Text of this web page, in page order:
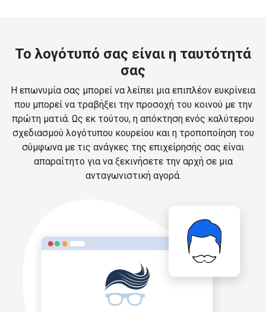
Το λογότυπό σας είναι η ταυτότητά
σας
Η επωνυμία σας μπορεί να λείπει μια επιπλέον ευκρίνεια
που μπορεί να τραβήξει την προσοχή του κοινού με την
πρώτη ματιά. Ως εκ τούτου, η απόκτηση ενός καλύτερου
σχεδιασμού λογότυπου κουρείου και η τροποποίηση του
σύμφωνα με τις ανάγκες της επιχείρησής σας είναι
απαραίτητο για να ξεκινήσετε την αρχή σε μια
ανταγωνιστική αγορά.